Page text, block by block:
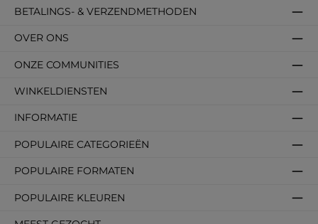
WINKELDIENSTEN
INFORMATIE
POPULAIRE CATEGORIEËN
POPULAIRE FORMATEN
POPULAIRE KLEUREN
BETALINGS- & VERZENDMETHODEN
OVER ONS
ONZE COMMUNITIES